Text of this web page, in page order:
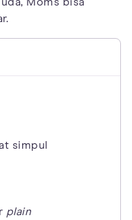
Moms bisa
simpul
plain